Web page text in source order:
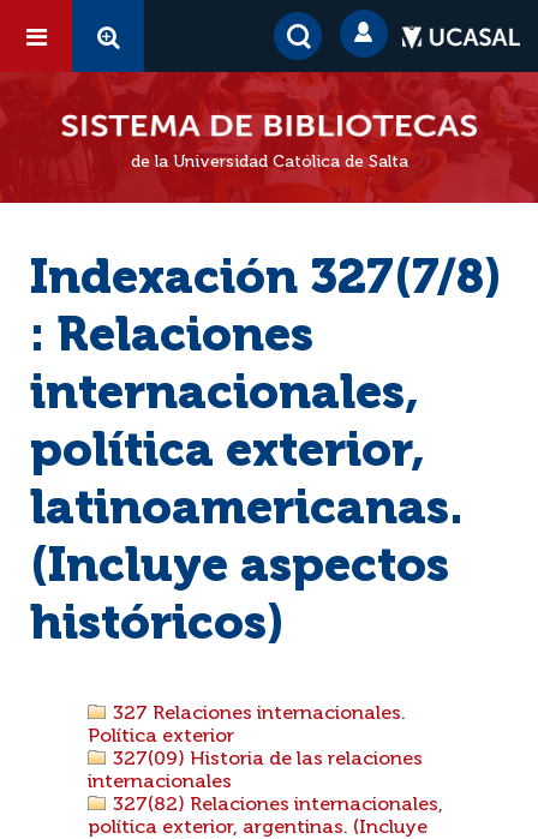
de la Universidad Católica de Salta
Indexación 327(7/8)
: Relaciones
internacionales,
política exterior,
latinoamericanas.
(Incluye aspectos
históricos)
327 Relaciones internacionales.
Política exterior
327(09) Historia de las relaciones
internacionales
327(82) Relaciones internacionales,
política exterior, argentinas. (Incluye